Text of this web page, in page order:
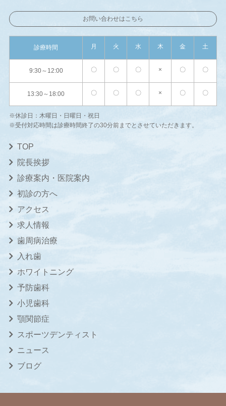
お問い合わせはこちら
診療時間 月 火 水 木 金 土
9:30～12:00 〇 〇 〇 × 〇 〇
13:30～18:00 〇 〇 〇 × 〇 〇
※休診日：木曜日・日曜日・祝日
※受付対応時間は診療時間終了の30分前までとさせていただきます。
TOP
院長挨拶
診療案内・医院案内
初診の方へ
アクセス
求人情報
歯周病治療
入れ歯
ホワイトニング
予防歯科
小児歯科
顎関節症
スポーツデンティスト
ニュース
ブログ